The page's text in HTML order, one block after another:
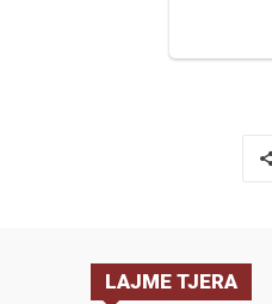
LAJME TJERA